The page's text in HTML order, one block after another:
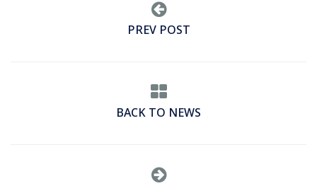
PREV POST
BACK TO NEWS